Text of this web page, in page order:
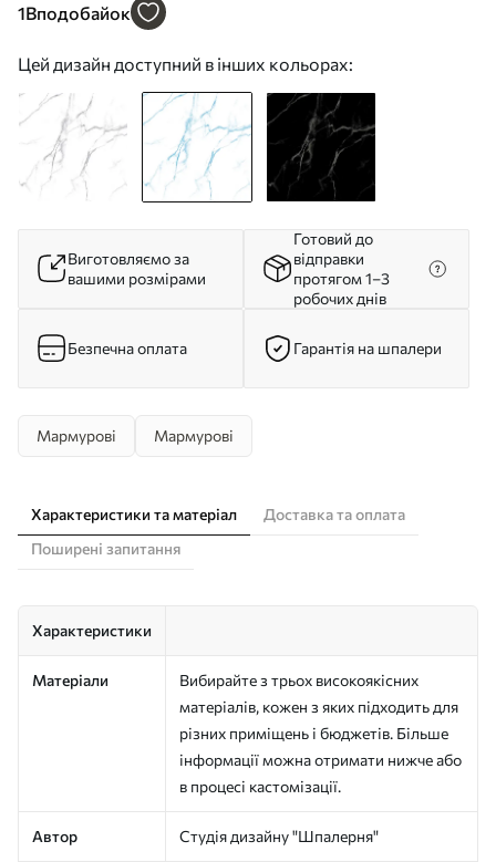
1Вподобайок
Цей дизайн доступний в інших кольорах:
Виготовляємо за
вашими розмірами
Готовий до
відправки
протягом 1–3
робочих днів
Безпечна оплата Гарантія на шпалери
Мармурові Мармурові
Характеристики та матеріал
Доставка та оплата
Поширені запитання
Характеристики
Матеріали
Вибирайте з трьох високоякісних
матеріалів, кожен з яких підходить для
різних приміщень і бюджетів. Більше
інформації можна отримати нижче або
в процесі кастомізації.
Автор Студія дизайну "Шпалерня"